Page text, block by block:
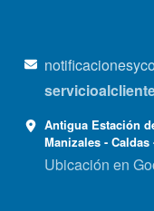
Antigua Estación
Manizales -
Ubicación en